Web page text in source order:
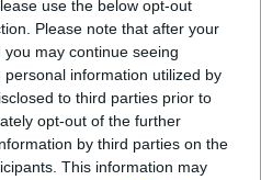
use the below opt-out
Please note that after your
may continue seeing
information utilized by
to third parties prior to
opt-out of the further
by third parties on the
This information may
στη διεθνή σειρά δεικτών
Θέατρο Επιδαύρου άνοιξε τις